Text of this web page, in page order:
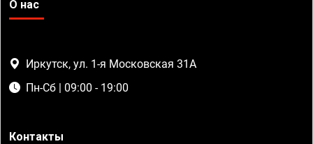
О нас
Иркутск, ул. 1-я Московская 31А
Пн-Сб | 09:00 - 19:00
Контакты